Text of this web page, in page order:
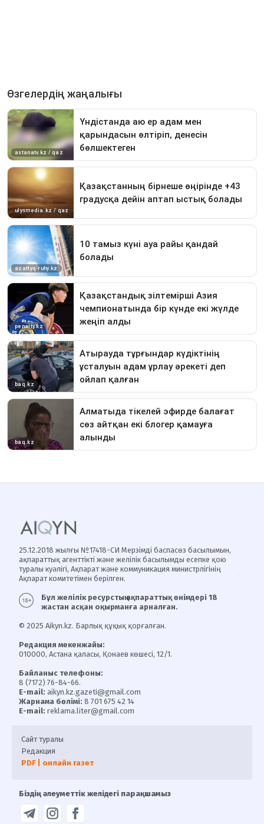
25.12.2018 жылғы №17418-СИ Мерзімді баспасөз басылымын,
ақпараттық агенттікті және желілік басылымды есепке қою
туралы куәлігі, Ақпарат және коммуникация министрлігінің
Ақпарат комитетімен берілген.
Бұл желілік ресурстың ақпараттық өнімдері 18
жастан асқан оқырманға арналған.
© 2025 Aikyn.kz. Барлық құқық қорғалған.
Редакция мекенжайы:
010000, Астана қаласы, Қонаев көшесі, 12/1.
Байланыс телефоны:
8 (7172) 76-84-66.
E-mail: aikyn.kz.gazeti@gmail.com
Жарнама бөлімі: 8 701 675 42 14
E-mail: reklama.liter@gmail.com
Сайт туралы
Редакция
PDF | онлайн газет
Біздің әлеуметтік желідегі парақшамыз